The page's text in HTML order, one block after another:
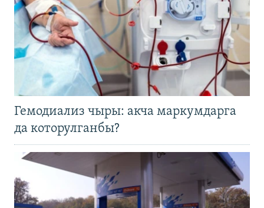
Гемодиализ чыры: акча маркумдарга
да которулганбы?